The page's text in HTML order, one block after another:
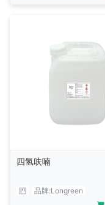
四氢呋喃
品牌:Longreen